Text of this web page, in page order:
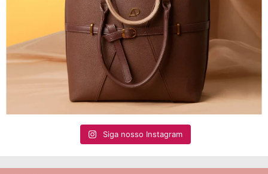
Siga nosso Instagram